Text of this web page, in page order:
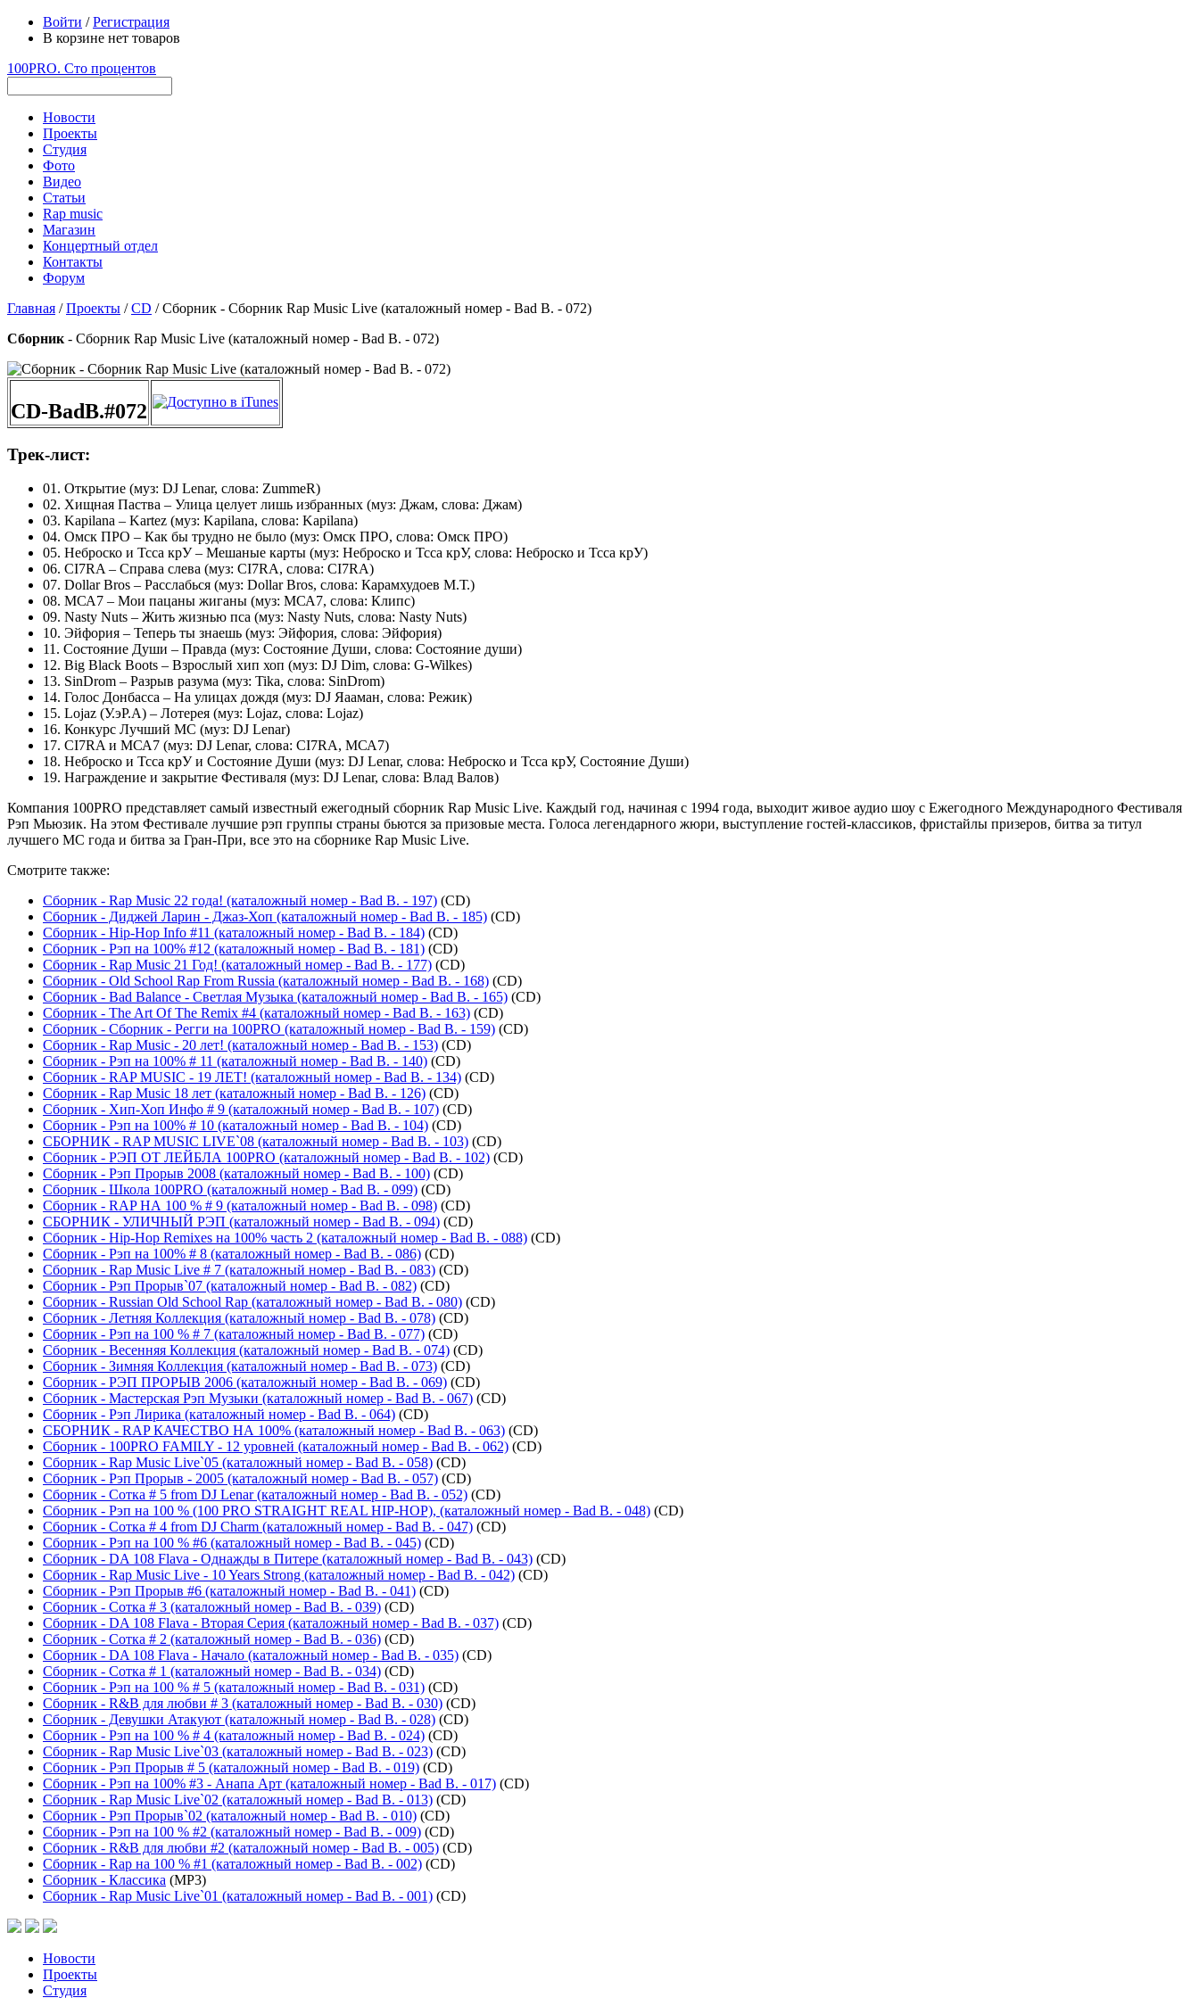
Войти /Регистрация
В корзине нет товаров
100PRO. Сто процентов
Новости
Проекты
Студия
Фото
Видео
Статьи
Rap music
Магазин
Концертный отдел
Контакты
Форум
Главная /Проекты /CD / Сборник - Сборник Rap Music Live (каталожный номер - Bad B. - 072)
Сборник - Сборник Rap Music Live (каталожный номер - Bad B. - 072)
CD-BadB.#072
Трек-лист:
01. Открытие (муз: DJ Lenar, слова: ZummeR)
02. Хищная Паства – Улица целует лишь избранных (муз: Джам, слова: Джам)
03. Kapilana – Kartez (муз: Kapilana, слова: Kapilana)
04. Омск ПРО – Как бы трудно не было (муз: Омск ПРО, слова: Омск ПРО)
05. Неброско и Тсса крУ – Мешаные карты (муз: Неброско и Тсса крУ, слова: Неброско и Тсса крУ)
06. CI7RA – Справа слева (муз: CI7RA, слова: CI7RA)
07. Dollar Bros – Расслабься (муз: Dollar Bros, слова: Карамхудоев М.Т.)
08. МСА7 – Мои пацаны жиганы (муз: МСА7, слова: Клипс)
09. Nasty Nuts – Жить жизнью пса (муз: Nasty Nuts, слова: Nasty Nuts)
10. Эйфория – Теперь ты знаешь (муз: Эйфория, слова: Эйфория)
11. Состояние Души – Правда (муз: Состояние Души, слова: Состояние души)
12. Big Black Boots – Взрослый хип хоп (муз: DJ Dim, слова: G-Wilkes)
13. SinDrom – Разрыв разума (муз: Tika, слова: SinDrom)
14. Голос Донбасса – На улицах дождя (муз: DJ Яааман, слова: Режик)
15. Lojaz (У.эР.А) – Лотерея (муз: Lojaz, слова: Lojaz)
16. Конкурс Лучший МС (муз: DJ Lenar)
17. CI7RA и МСА7 (муз: DJ Lenar, слова: CI7RA, МСА7)
18. Неброско и Тсса крУ и Состояние Души (муз: DJ Lenar, слова: Неброско и Тсса крУ, Состояние Души)
19. Награждение и закрытие Фестиваля (муз: DJ Lenar, слова: Влад Валов)
Компания 100PRO представляет самый известный ежегодный сборник Rap Music Live. Каждый год, начиная с 1994 года, выходит живое аудио шоу с Ежегодного Международного Фестиваля
Рэп Мьюзик. На этом Фестивале лучшие рэп группы страны бьются за призовые места. Голоса легендарного жюри, выступление гостей-классиков, фристайлы призеров, битва за титул
лучшего МС года и битва за Гран-При, все это на сборнике Rap Music Live.
Смотрите также:
Сборник - Rap Music 22 года! (каталожный номер - Bad B. - 197) (CD)
Сборник - Диджей Ларин - Джаз-Хоп (каталожный номер - Bad B. - 185) (CD)
Сборник - Hip-Hop Info #11 (каталожный номер - Bad B. - 184) (CD)
Сборник - Рэп на 100% #12 (каталожный номер - Bad B. - 181) (CD)
Сборник - Rap Music 21 Год! (каталожный номер - Bad B. - 177) (CD)
Сборник - Old School Rap From Russia (каталожный номер - Bad B. - 168) (CD)
Сборник - Bad Balance - Светлая Музыка (каталожный номер - Bad B. - 165) (CD)
Сборник - The Art Of The Remix #4 (каталожный номер - Bad B. - 163) (CD)
Сборник - Сборник - Регги на 100PRO (каталожный номер - Bad B. - 159) (CD)
Сборник - Rap Music - 20 лет! (каталожный номер - Bad B. - 153) (CD)
Сборник - Рэп на 100% # 11 (каталожный номер - Bad B. - 140) (CD)
Сборник - RAP MUSIC - 19 ЛЕТ! (каталожный номер - Bad B. - 134) (CD)
Сборник - Rap Music 18 лет (каталожный номер - Bad B. - 126) (CD)
Сборник - Хип-Хоп Инфо # 9 (каталожный номер - Bad B. - 107) (CD)
Сборник - Рэп на 100% # 10 (каталожный номер - Bad B. - 104) (CD)
СБОРНИК - RAP MUSIC LIVE`08 (каталожный номер - Bad B. - 103) (CD)
Сборник - РЭП ОТ ЛЕЙБЛА 100PRO (каталожный номер - Bad B. - 102) (CD)
Сборник - Рэп Прорыв 2008 (каталожный номер - Bad B. - 100) (CD)
Сборник - Школа 100PRO (каталожный номер - Bad B. - 099) (CD)
Сборник - RAP НА 100 % # 9 (каталожный номер - Bad B. - 098) (CD)
СБОРНИК - УЛИЧНЫЙ РЭП (каталожный номер - Bad B. - 094) (CD)
Сборник - Hip-Hop Remixes на 100% часть 2 (каталожный номер - Bad B. - 088) (CD)
Сборник - Рэп на 100% # 8 (каталожный номер - Bad B. - 086) (CD)
Сборник - Rap Music Live # 7 (каталожный номер - Bad B. - 083) (CD)
Сборник - Рэп Прорыв`07 (каталожный номер - Bad B. - 082) (CD)
Сборник - Russian Old School Rap (каталожный номер - Bad B. - 080) (CD)
Сборник - Летняя Коллекция (каталожный номер - Bad B. - 078) (CD)
Сборник - Рэп на 100 % # 7 (каталожный номер - Bad B. - 077) (CD)
Сборник - Весенняя Коллекция (каталожный номер - Bad B. - 074) (CD)
Сборник - Зимняя Коллекция (каталожный номер - Bad B. - 073) (CD)
Сборник - РЭП ПРОРЫВ 2006 (каталожный номер - Bad B. - 069) (CD)
Сборник - Мастерская Рэп Музыки (каталожный номер - Bad B. - 067) (CD)
Сборник - Рэп Лирика (каталожный номер - Bad B. - 064) (CD)
СБОРНИК - RAP КАЧЕСТВО НА 100% (каталожный номер - Bad B. - 063) (CD)
Сборник - 100PRO FAMILY - 12 уровней (каталожный номер - Bad B. - 062) (CD)
Сборник - Rap Music Live`05 (каталожный номер - Bad B. - 058) (CD)
Сборник - Рэп Прорыв - 2005 (каталожный номер - Bad B. - 057) (CD)
Сборник - Сотка # 5 from DJ Lenar (каталожный номер - Bad B. - 052) (CD)
Сборник - Рэп на 100 % (100 PRO STRAIGHT REAL HIP-HOP), (каталожный номер - Bad B. - 048) (CD)
Сборник - Сотка # 4 from DJ Charm (каталожный номер - Bad B. - 047) (CD)
Сборник - Рэп на 100 % #6 (каталожный номер - Bad B. - 045) (CD)
Сборник - DA 108 Flava - Однажды в Питере (каталожный номер - Bad B. - 043) (CD)
Сборник - Rap Music Live - 10 Years Strong (каталожный номер - Bad B. - 042) (CD)
Сборник - Рэп Прорыв #6 (каталожный номер - Bad B. - 041) (CD)
Сборник - Сотка # 3 (каталожный номер - Bad B. - 039) (CD)
Сборник - DA 108 Flava - Вторая Серия (каталожный номер - Bad B. - 037) (CD)
Сборник - Сотка # 2 (каталожный номер - Bad B. - 036) (CD)
Сборник - DA 108 Flava - Начало (каталожный номер - Bad B. - 035) (CD)
Сборник - Сотка # 1 (каталожный номер - Bad B. - 034) (CD)
Сборник - Рэп на 100 % # 5 (каталожный номер - Bad B. - 031) (CD)
Сборник - R&B для любви # 3 (каталожный номер - Bad B. - 030) (CD)
Сборник - Девушки Атакуют (каталожный номер - Bad B. - 028) (CD)
Сборник - Рэп на 100 % # 4 (каталожный номер - Bad B. - 024) (CD)
Сборник - Rap Music Live`03 (каталожный номер - Bad B. - 023) (CD)
Сборник - Рэп Прорыв # 5 (каталожный номер - Bad B. - 019) (CD)
Сборник - Рэп на 100% #3 - Анапа Арт (каталожный номер - Bad B. - 017) (CD)
Сборник - Rap Music Live`02 (каталожный номер - Bad B. - 013) (CD)
Сборник - Рэп Прорыв`02 (каталожный номер - Bad B. - 010) (CD)
Сборник - Рэп на 100 % #2 (каталожный номер - Bad B. - 009) (CD)
Сборник - R&B для любви #2 (каталожный номер - Bad B. - 005) (CD)
Сборник - Rap на 100 % #1 (каталожный номер - Bad B. - 002) (CD)
Сборник - Классика (MP3)
Сборник - Rap Music Live`01 (каталожный номер - Bad B. - 001) (CD)
Новости
Проекты
Студия